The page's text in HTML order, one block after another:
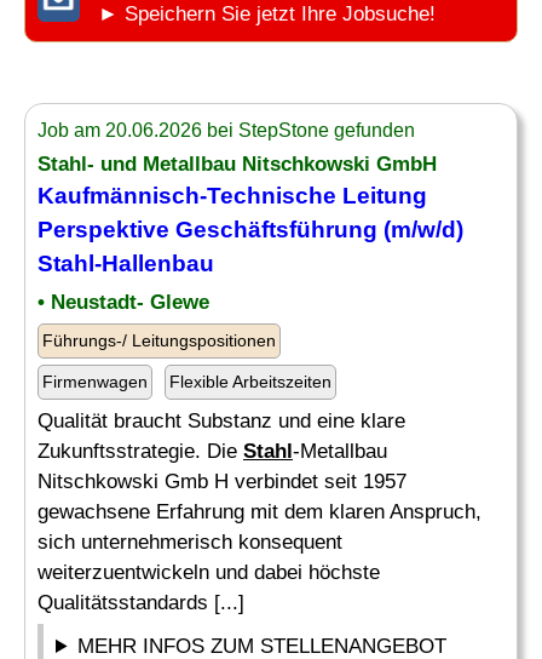
► Speichern Sie jetzt Ihre Jobsuche!
Job am 20.06.2026 bei StepStone gefunden
Stahl- und Metallbau Nitschkowski GmbH
Kaufmännisch-Technische Leitung
Perspektive Geschäftsführung (m/w/d)
Stahl -Hallenbau
• Neustadt- Glewe
Führungs-/ Leitungspositionen
Firmenwagen Flexible Arbeitszeiten
Qualität braucht Substanz und eine klare
Zukunftsstrategie. Die Stahl-Metallbau
Nitschkowski Gmb H verbindet seit 1957
gewachsene Erfahrung mit dem klaren Anspruch,
sich unternehmerisch konsequent
weiterzuentwickeln und dabei höchste
Qualitätsstandards [...]
MEHR INFOS ZUM STELLENANGEBOT